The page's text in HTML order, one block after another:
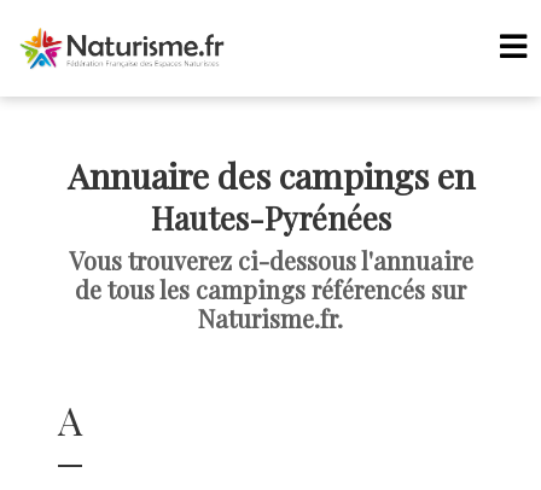
Annuaire des campings en
Hautes-Pyrénées
Vous trouverez ci-dessous l'annuaire
de tous les campings référencés sur
Naturisme.fr.
A